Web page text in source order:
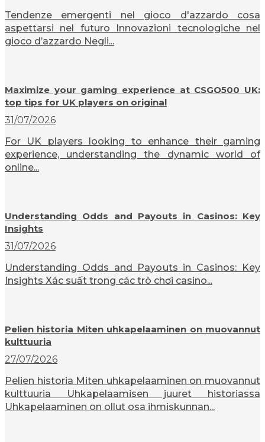
Tendenze emergenti nel gioco d'azzardo cosa
aspettarsi nel futuro Innovazioni tecnologiche nel
gioco d’azzardo Negli...
Maximize your gaming experience at CSGO500 UK:
top tips for UK players on original
31/07/2026
For UK players looking to enhance their gaming
experience, understanding the dynamic world of
online...
Understanding Odds and Payouts in Casinos: Key
Insights
31/07/2026
Understanding Odds and Payouts in Casinos: Key
Insights Xác suất trong các trò chơi casino...
Pelien historia Miten uhkapelaaminen on muovannut
kulttuuria
27/07/2026
Pelien historia Miten uhkapelaaminen on muovannut
kulttuuria Uhkapelaamisen juuret historiassa
Uhkapelaaminen on ollut osa ihmiskunnan...